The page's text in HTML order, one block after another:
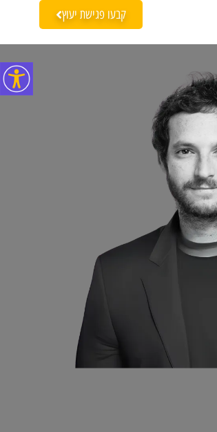
קבעו פגישת יעוץ